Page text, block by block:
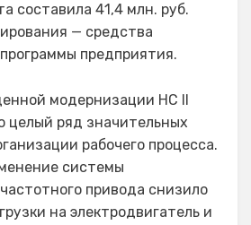
составила 41,4 млн. руб.
— средства
предприятия.
модернизации НС II
целый ряд значительных
рабочего процесса.
системы
привода снизило
на электродвигатель и